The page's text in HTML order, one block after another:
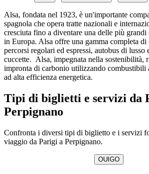
Alsa, fondata nel 1923, è un'importante
spagnola che opera tratte nazionali e
cresciuta fino a diventare una delle più
in Europa. Alsa offre una gamma completa
percorsi regolari ed espressi, autobus di lusso
cuccette. Alsa, impegnata nella sostenibilità,
impronta di carbonio utilizzando combustibili
ad alta efficienza energetica.
Tipi di biglietti e servizi da
Perpignano
Confronta i diversi tipi di biglietto e i servizi
viaggio da Parigi a Perpignano.
OUIGO